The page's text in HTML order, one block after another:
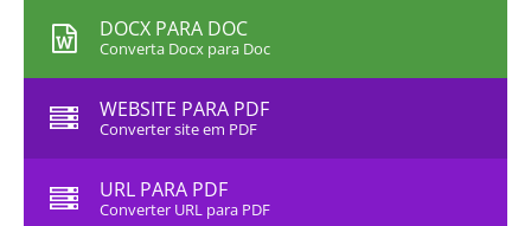
DOCX PARA DOC
Converta Docx para Doc
WEBSITE PARA PDF
Converter site em PDF
URL PARA PDF
Converter URL para PDF